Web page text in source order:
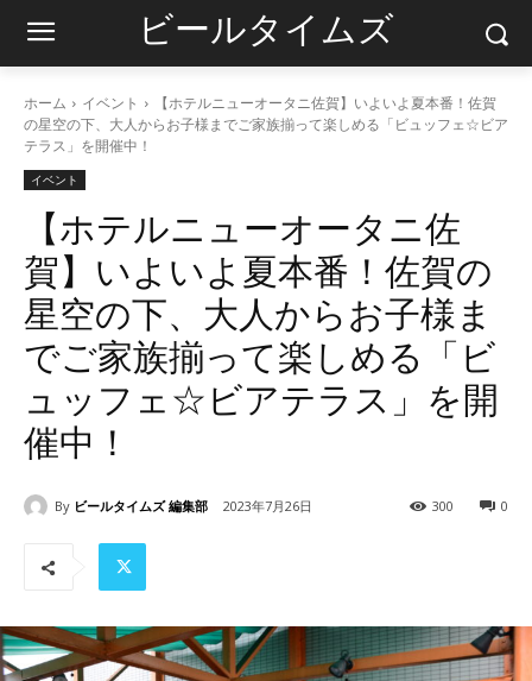
ビールタイムズ
ホーム イベント
【ホテルニューオータニ佐賀】いよいよ夏本番！佐賀
の星空の下、大人からお子様までご家族揃って楽しめる「ビュッフェ☆ビア
テラス」を開催中！
イベント
【ホテルニューオータニ佐
賀】いよいよ夏本番！佐賀の
星空の下、大人からお子様ま
でご家族揃って楽しめる「ビ
ュッフェ☆ビアテラス」を開
催中！
By ビールタイムズ 編集部 2023年7月26日 0
300